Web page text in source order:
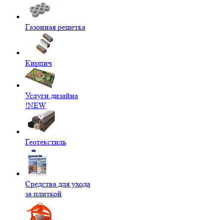
Газонная решетка
Кирпич
Услуги дизайна
!NEW
Геотекстиль
Средства для ухода
за плиткой